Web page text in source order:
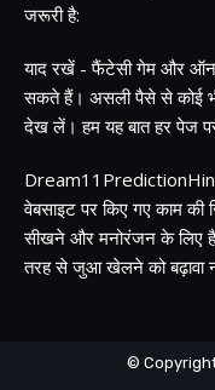
जरूरी है:
याद रखें - फैंटेसी गेम और
सकते हैं। असली पैसे से कोई
देख लें। हम यह बात हर पेज
Dream11PredictionHindi
वेबसाइट पर किए गए काम की
सीखने और मनोरंजन के लिए
तरह से जुआ खेलने को बढ़ावा
©